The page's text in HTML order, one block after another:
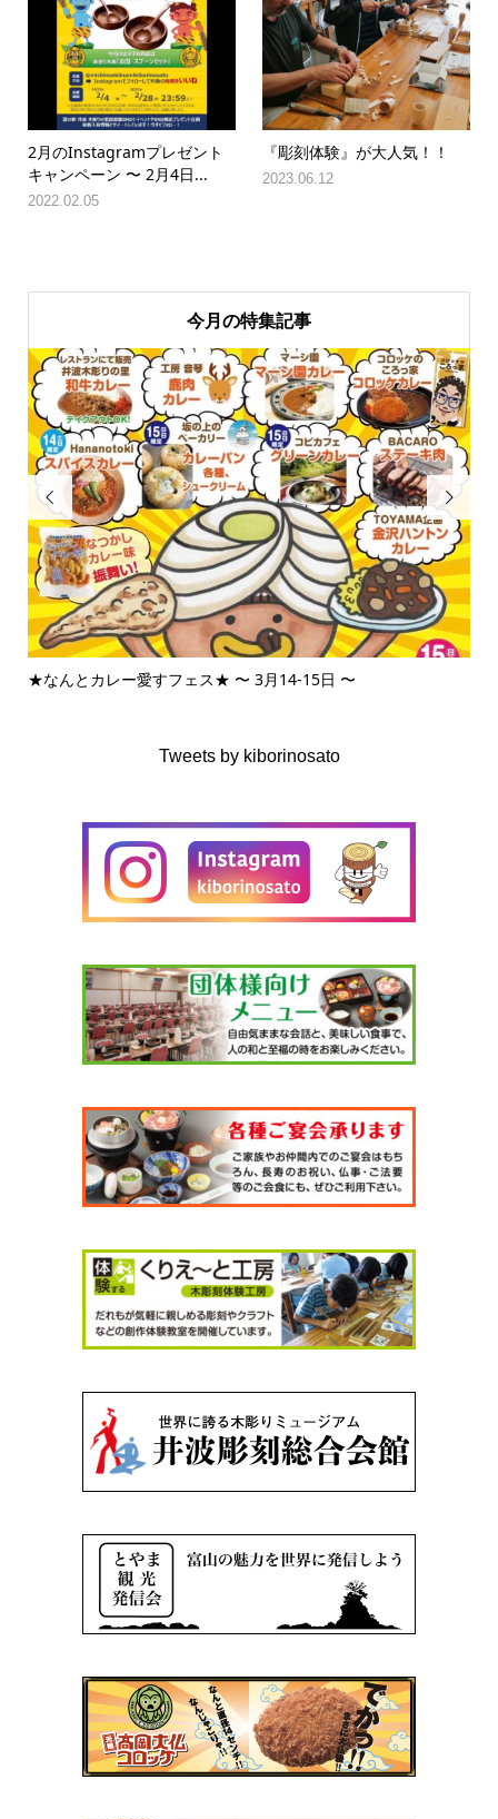
2月のInstagramプレゼント
キャンペーン 〜 2月4日...
2022.02.05
『彫刻体験』が大人気！！
2023.06.12
今月の特集記事

★なんとカレー愛すフェス★ 〜 3月14-15日 〜

Tweets by kiborinosato